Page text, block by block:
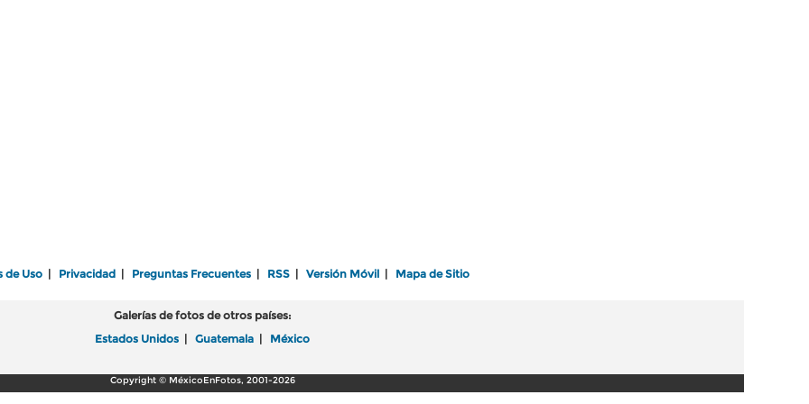
de Uso Privacidad Preguntas Frecuentes RSS Versión Móvil Mapa de Sitio
Galerías de fotos de otros países:
Estados Unidos
Guatemala México
Copyright © MéxicoEnFotos, 2001-2026